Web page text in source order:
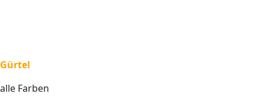
Gürtel
alle Farben